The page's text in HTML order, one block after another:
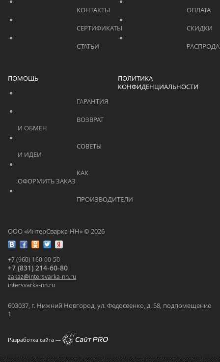
ООО «ИнтерСварка-НН» © 2026
+7 (960) 160-00-50
+7 (831) 214-60-80
zakaz@intersvarka-nn.ru
intersvarka-nn.ru
603037, г. Нижний Новгород, ул. Федосеенко, д. 58, подпомещение
1
Разработка сайта —
ПОМОЩЬ
ПОЛИТИКА
КОНФИДЕНЦИАЛЬНОСТИ